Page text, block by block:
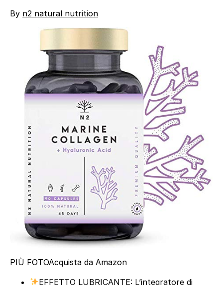
By n2 natural nutrition
PIÙ FOTOAcquista da Amazon
EFFETTO LUBRICANTE: L’integratore di